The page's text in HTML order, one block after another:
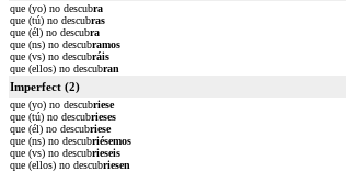
que (yo) no descubra
que (tú) no descubras
que (él) no descubra
que (ns) no descubramos
que (vs) no descubráis
que (ellos) no descubran
Imperfect (2)
que (yo) no descubriese
que (tú) no descubrieses
que (él) no descubriese
que (ns) no descubriésemos
que (vs) no descubrieseis
que (ellos) no descubriesen